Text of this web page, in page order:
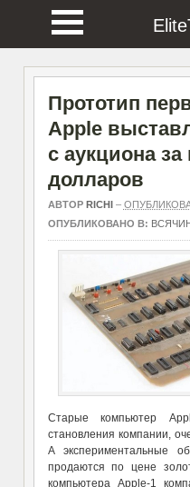
Прототип
Apple
с аукциона
долларов
АВТОР RICHI–
ОПУБЛИКОВАНО В:
Старые компьютер
становления компании,
А экспериментальные
продаются по цене
компьютера Apple-1